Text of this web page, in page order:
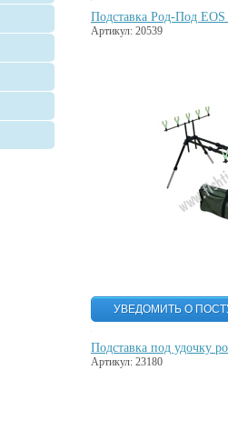
Подставка Род-Под
Артикул: 20539
Подставка под удочку
Артикул: 23180